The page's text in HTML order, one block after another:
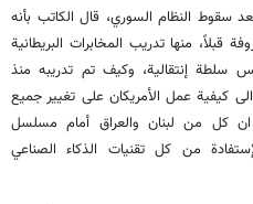
سقوط النظام السوري، قال الكاتب بأنه
منها تدريب المخابرات البريطانية
سلطة إنتقالية، وكيف تم تدريبه منذ
كيفية عمل الأمريكان على تغيير جميع
ان كل من لبنان والعراق أمام مسلسل
من كل تقنيات الذكاء الصناعي